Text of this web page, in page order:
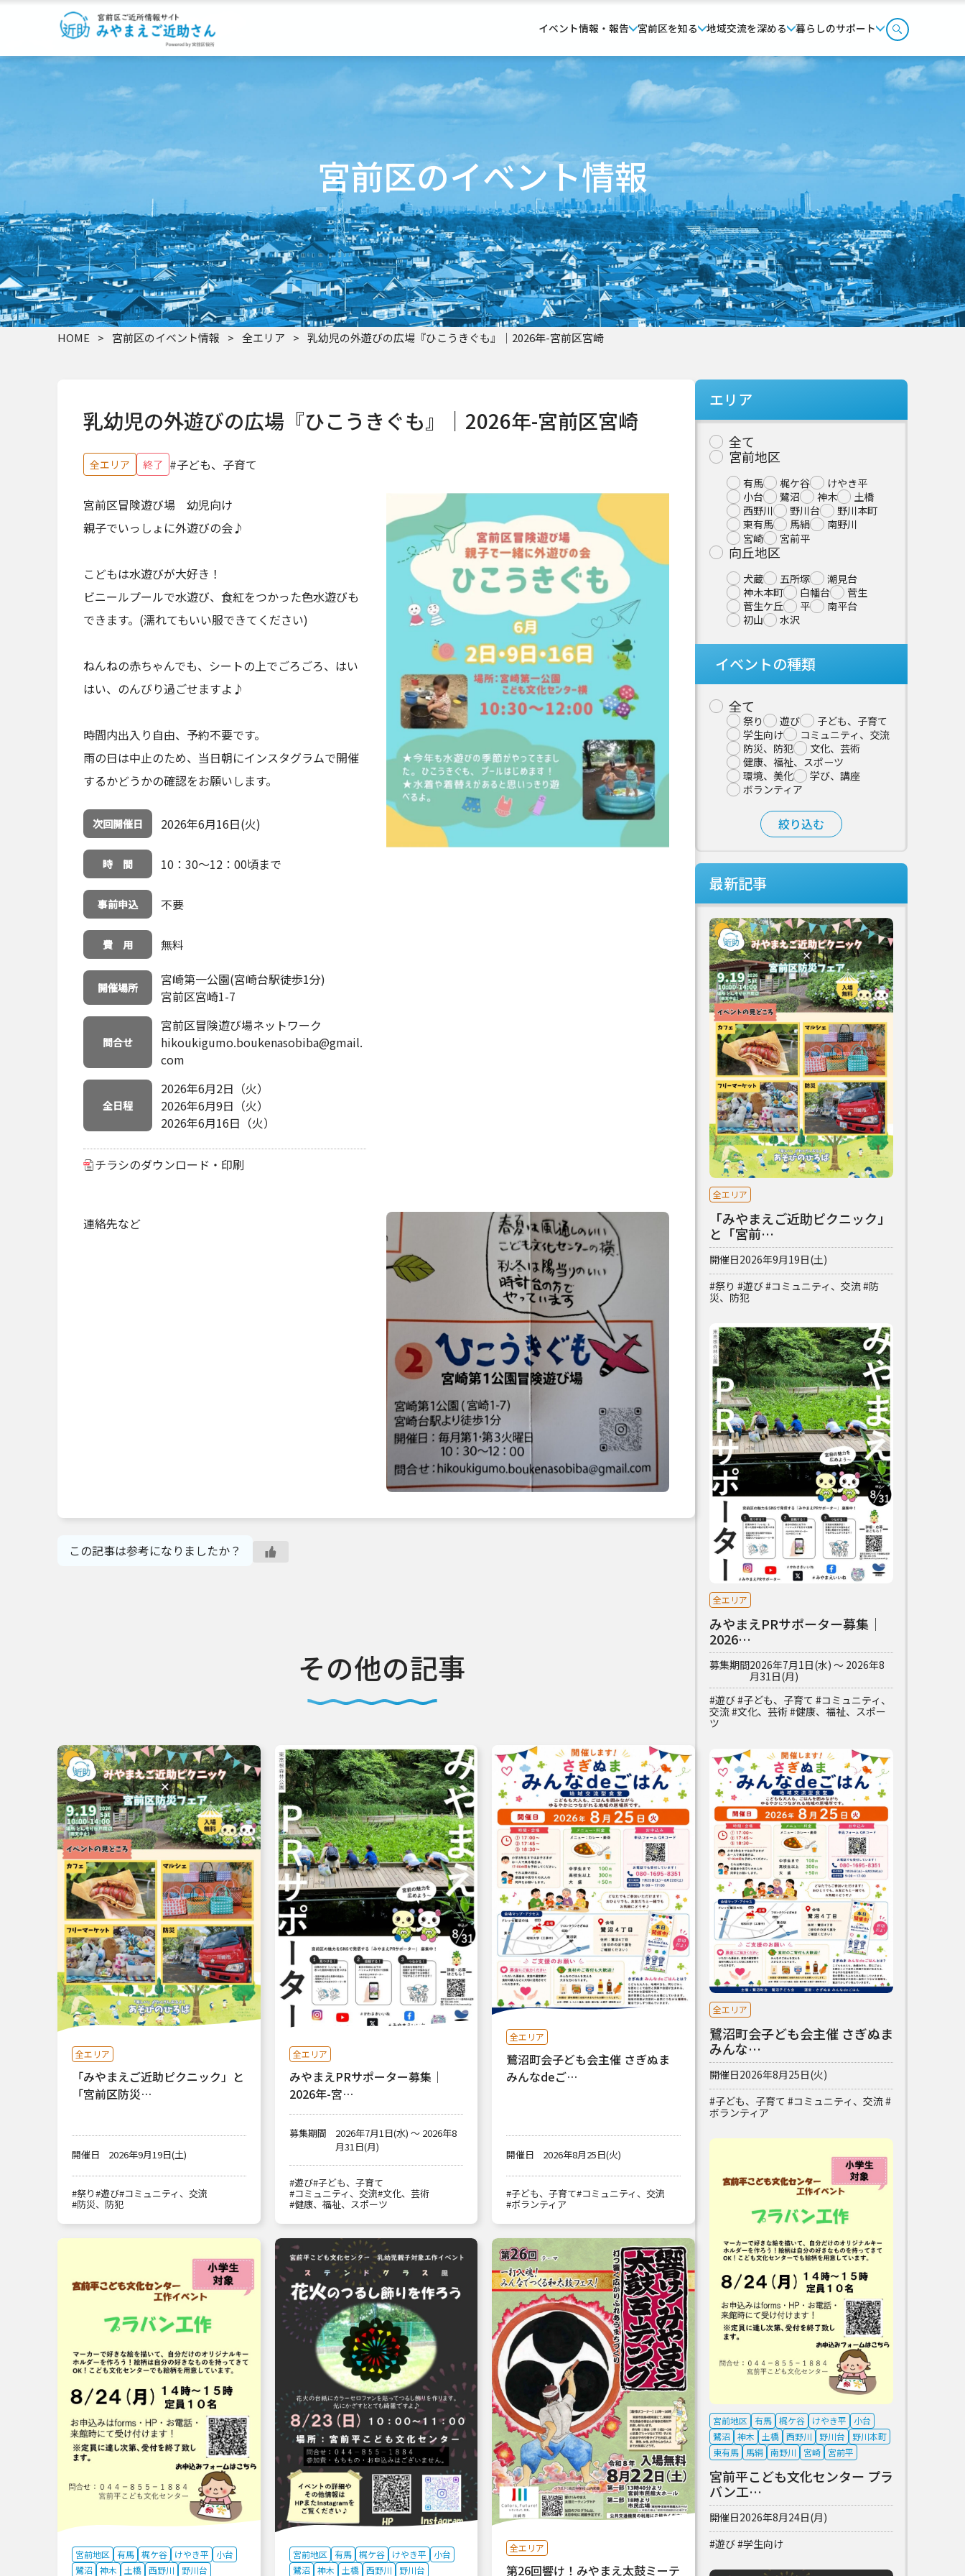
イベント情報・報告 宮前区を知る 地域交流を深める 暮らしのサポート
宮前区のイベント情報
HOME > 宮前区のイベント情報 > 全エリア > 乳幼児の外遊びの広場『ひこうきぐも』｜2026年-宮前区宮崎
乳幼児の外遊びの広場『ひこうきぐも』｜2026年-宮前区宮崎
全エリア 終了 #子ども、子育て
宮前区冒険遊び場 幼児向け
親子でいっしょに外遊びの会♪
こどもは水遊びが大好き！
ビニールプールで水遊び、食紅をつかった色水遊びも
できます。(濡れてもいい服できてください)
ねんねの赤ちゃんでも、シートの上でごろごろ、はい
はい、のんびり過ごせますよ♪
時間内出入り自由、予約不要です。
雨の日は中止のため、当日朝にインスタグラムで開催
するかどうかの確認をお願いします。
次回開催日 2026年6月16日(火)
時 間 10：30～12：00頃まで
事前申込 不要
費 用 無料
開催場所
宮崎第一公園(宮崎台駅徒歩1分)
宮前区宮崎1-7
問合せ
宮前区冒険遊び場ネットワーク
hikoukigumo.boukenasobiba@gmail.
com
全日程
2026年6月2日（火）
2026年6月9日（火）
2026年6月16日（火）
チラシのダウンロード・印刷
連絡先など
この記事は参考になりましたか？
その他の記事
全エリア
「みやまえご近助ピクニック」と
「宮前区防災…
開催日 2026年9月19日(土)
#祭り#遊び#コミュニティ、交流
#防災、防犯
全エリア
みやまえPRサポーター募集｜
2026年-宮…
募集期間
2026年7月1日(水) ～ 2026年8
月31日(月)
#遊び#子ども、子育て
#コミュニティ、交流#文化、芸術
#健康、福祉、スポーツ
全エリア
鷺沼町会子ども会主催 さぎぬま
みんなdeご…
開催日 2026年8月25日(火)
#子ども、子育て#コミュニティ、交流
#ボランティア
宮前地区 有馬 梶ケ谷 けやき平
小台
鷺沼 神木 土橋 西野川 野川台
宮前地区 有馬 梶ケ谷 けやき平
小台
鷺沼
神木 土橋 西野川 野川台
全エリア
第26回響け！みやまえ太鼓ミーテ
エリア
全て
宮前地区
有馬 梶ケ谷
けやき平
小台
鷺沼 神木
土橋
西野川
野川台
野川本町
東有馬
馬絹
南野川
宮崎
宮前平
向丘地区
犬蔵 五所塚
潮見台
神木本町
白幡台
菅生
菅生ケ丘
平
南平台
初山
水沢
イベントの種類
全て
祭り 遊び
子ども、子育て
学生向け
コミュニティ、交流
防災、防犯
文化、芸術
健康、福祉、スポーツ
環境、美化
学び、講座
ボランティア
最新記事
全エリア
「みやまえご近助ピクニック」
と「宮前…
開催日2026年9月19日(土)
#祭り #遊び#コミュニティ、交流#防
災、防犯
全エリア
みやまえPRサポーター募集｜
2026…
募集期間2026年7月1日(水) ～ 2026年8
月31日(月)
#遊び#子ども、子育て #コミュニティ、
交流#文化、芸術#健康、福祉、スポー
ツ
全エリア
鷺沼町会子ども会主催 さぎぬま
みんな…
開催日2026年8月25日(火)
#子ども、子育て #コミュニティ、交流#
ボランティア
宮前地区 有馬 梶ケ谷 けやき平
小台
鷺沼 神木 土橋 西野川 野川台
野川本町
東有馬
馬絹 南野川 宮崎 宮前平
宮前平こども文化センター プラ
バン工…
開催日2026年8月24日(月)
#遊び#学生向け